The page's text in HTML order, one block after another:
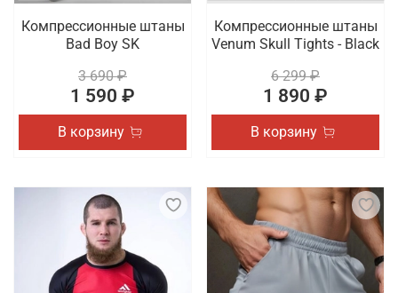
Компрессионные штаны
Bad Boy SK
3 690 ₽
1 590 ₽
В корзину
Компрессионные штаны
Venum Skull Tights - Black
6 299 ₽
1 890 ₽
В корзину